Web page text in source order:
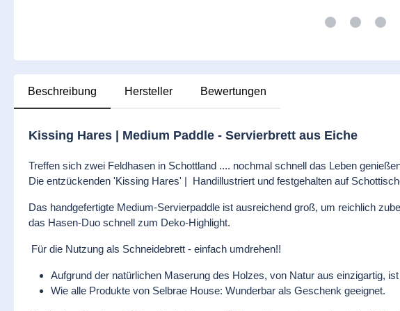
Beschreibung Hersteller Bewertungen
Kissing Hares | Medium Paddle - Servierbrett aus Eiche
Treffen sich zwei Feldhasen in Schottland .... nochmal schnell das Leben
Die entzückenden 'Kissing Hares' | Handillustriert und festgehalten auf
Das handgefertigte Medium-Servierpaddle ist ausreichend groß, um reichlich
das Hasen-Duo schnell zum Deko-Highlight.
Für die Nutzung als Schneidebrett - einfach umdrehen!!
Aufgrund der natürlichen Maserung des Holzes, von Natur aus einzigartig,
Wie alle Produkte von Selbrae House: Wunderbar als Geschenk geeignet.